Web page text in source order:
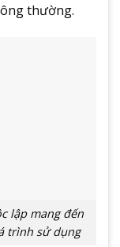
thường.
lập mang đến
trình sử dụng